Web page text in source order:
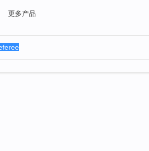
更多产品